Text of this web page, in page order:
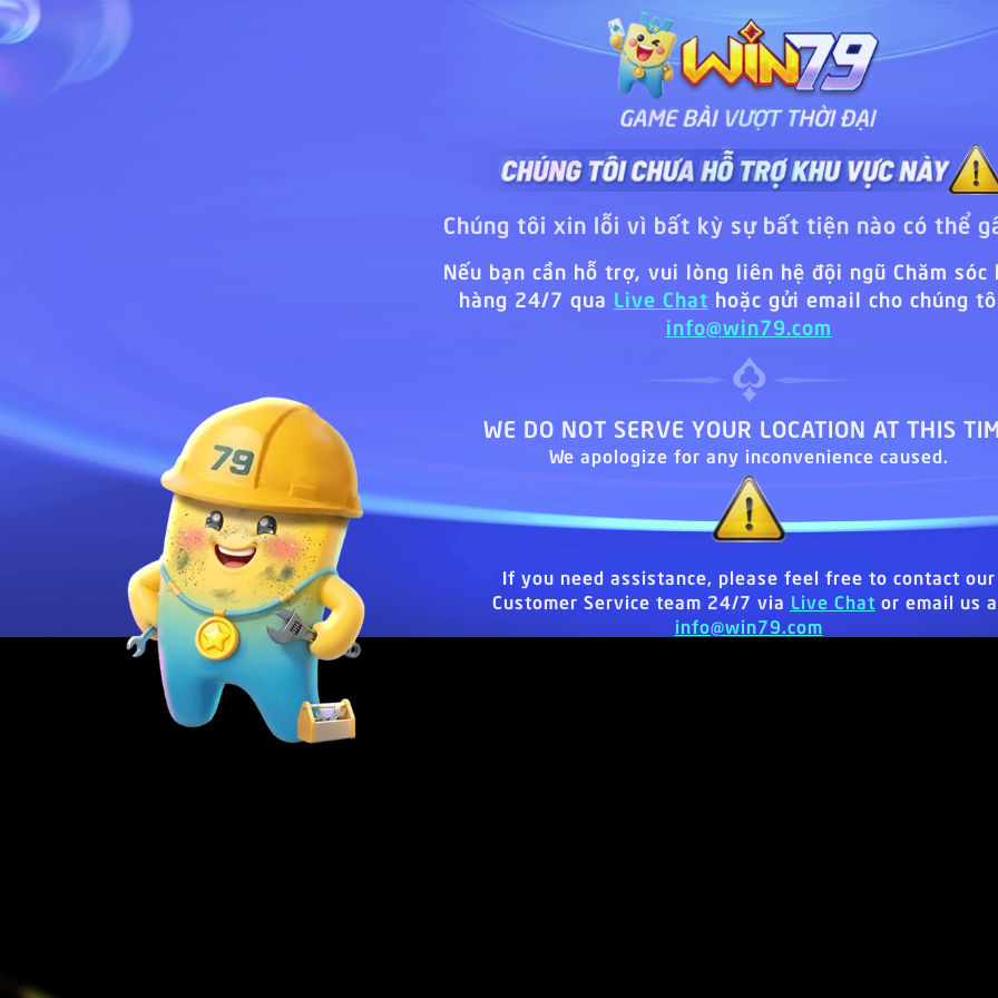
Chúng tôi xin lỗi vì bất kỳ sự bất tiện nào có thể
Nếu bạn cần hỗ trợ, vui lòng liên hệ đội ngũ Chăm sóc
hàng 24/7 qua Live Chat hoặc gửi email cho chúng
info@win79.com
WE DO NOT SERVE YOUR LOCATION AT THIS
We apologize for any inconvenience caused.
If you need assistance, please feel free to contact our
Customer Service team 24/7 via Live Chat or email us
info@win79.com